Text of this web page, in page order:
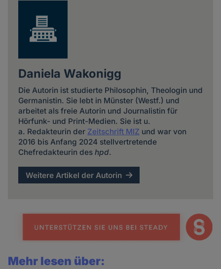
Daniela Wakonigg
Die Autorin ist studierte Philosophin, Theologin und
Germanistin. Sie lebt in Münster (Westf.) und
arbeitet als freie Autorin und Journalistin für
Hörfunk- und Print-Medien. Sie ist u.
a. Redakteurin der Zeitschrift MIZ und war von
2016 bis Anfang 2024 stellvertretende
Chefredakteurin des hpd.
Weitere Artikel der Autorin
Mehr lesen über: